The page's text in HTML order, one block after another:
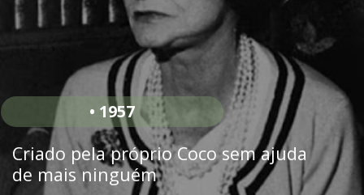
Criado pela próprio Coco sem ajuda
de mais ninguém
• 1957